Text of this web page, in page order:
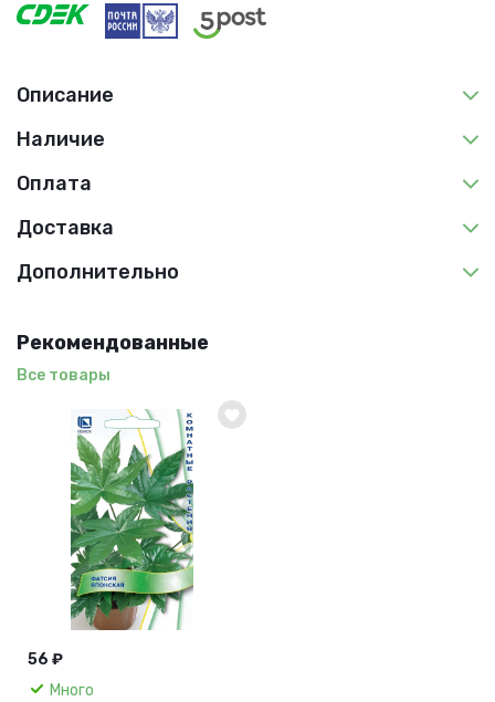
Описание
Наличие
Оплата
Доставка
Дополнительно
Рекомендованные
Все товары
56 ₽
Много